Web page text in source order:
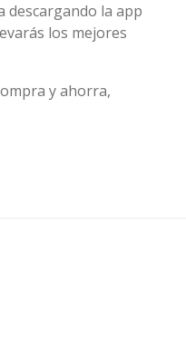
la app
los mejores
y ahorra,